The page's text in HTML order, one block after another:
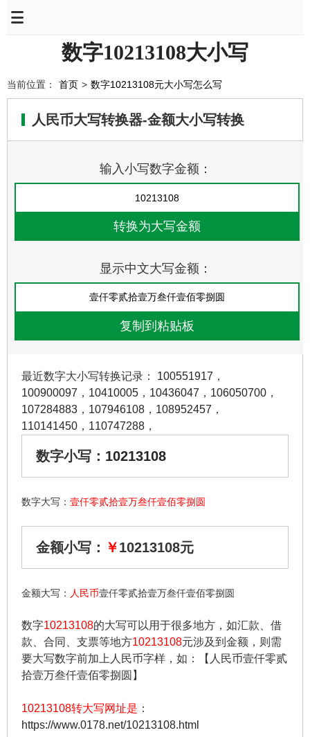
数字10213108大小写
当前位置： 首页 > 数字10213108元大小写怎么写
人民币大写转换器-金额大小写转换
输入小写数字金额：
显示中文大写金额：
最近数字大小写转换记录： 100551917 ，
100900097 ， 10410005 ， 10436047 ， 106050700 ，
107284883 ， 107946108 ， 108952457 ，
110141450 ， 110747288 ，
数字小写： 10213108
数字大写： 壹仟零贰拾壹万叁仟壹佰零捌圆
金额小写： ￥10213108元
金额大写： 人民币壹仟零贰拾壹万叁仟壹佰零捌圆
数字10213108的大写可以用于很多地方，如汇款、借
款、合同、支票等地方10213108元涉及到金额，则需
要大写数字前加上人民币字样，如：【人民币壹仟零贰
拾壹万叁仟壹佰零捌圆】
10213108转大写网址是 ：
https://www.0178.net/10213108.html